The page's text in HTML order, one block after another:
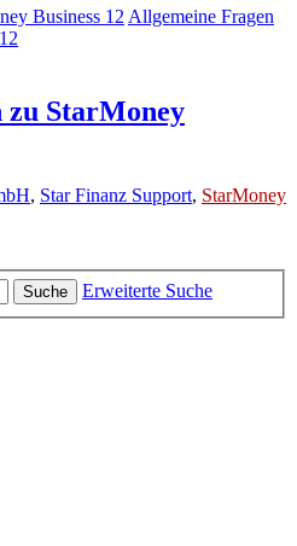
Business 12Allgemeine Fragen
zu StarMoney
, Star Finanz Support, StarMoney
Suche
Erweiterte Suche